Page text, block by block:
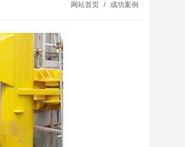
网站首页 / 成功案例